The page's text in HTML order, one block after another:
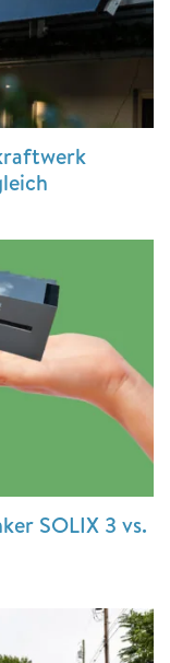
SOLIX 3 vs.